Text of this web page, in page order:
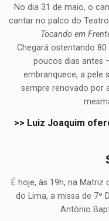
No dia 31 de maio, o
cantar no palco do
Tocando em
Chegará ostentando
poucos dias antes
embranquece, a pele
sempre renovado por
>> Luiz Joaquim
É hoje, às 19h, na Matriz
do Lima, a missa de 7º
Antônio